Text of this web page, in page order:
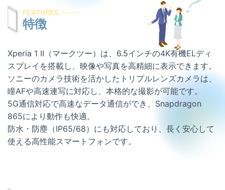
割引キャンペーン
FEATURES
特徴
Xperia 1 II（マークツー）は、6.5インチの4K有機ELディ
スプレイを搭載し、映像や写真を高精細に表示できます。
ソニーのカメラ技術を活かしたトリプルレンズカメラは、
瞳AFや高速連写に対応し、本格的な撮影が可能です。
5G通信対応で高速なデータ通信ができ、Snapdragon
865により動作も快適。
防水・防塵（IP65/68）にも対応しており、長く安心して
使える高性能スマートフォンです。